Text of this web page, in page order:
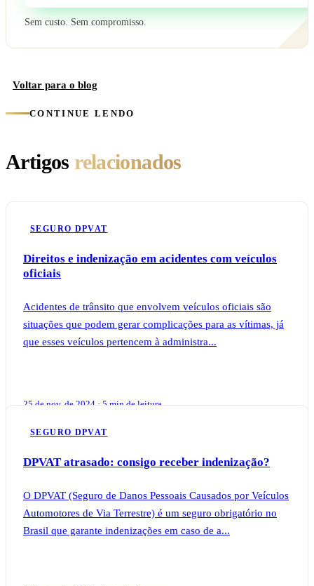
Sem custo. Sem compromisso.
Voltar para o blog
CONTINUE LENDO
Artigos relacionados
SEGURO DPVAT
Direitos e indenização em acidentes com veículos
oficiais
Acidentes de trânsito que envolvem veículos oficiais são
situações que podem gerar complicações para as vítimas, já
que esses veículos pertencem à administra...
25 de nov. de 2024 · 5 min de leitura
SEGURO DPVAT
DPVAT atrasado: consigo receber indenização?
O DPVAT (Seguro de Danos Pessoais Causados por Veículos
Automotores de Via Terrestre) é um seguro obrigatório no
Brasil que garante indenizações em caso de a...